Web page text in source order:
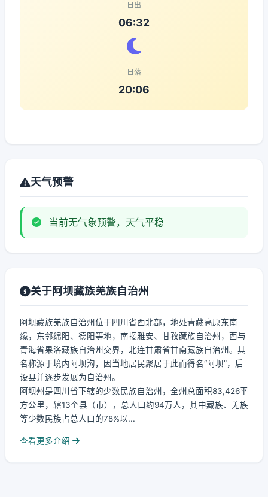
日出
06:32
日落
20:06
天气预警
当前无气象预警，天气平稳
关于阿坝藏族羌族自治州
阿坝藏族羌族自治州位于四川省西北部，地处青藏高原东南
缘，东邻绵阳、德阳等地，南接雅安、甘孜藏族自治州，西与
青海省果洛藏族自治州交界，北连甘肃省甘南藏族自治州。其
名称源于境内阿坝沟，因当地居民聚居于此而得名“阿坝”，后
设县并逐步发展为自治州。
阿坝州是四川省下辖的少数民族自治州，全州总面积83,426平
方公里，辖13个县（市），总人口约94万人，其中藏族、羌族
等少数民族占总人口的78%以...
查看更多介绍